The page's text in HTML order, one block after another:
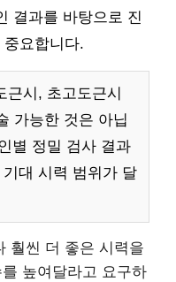
결과를 바탕으로 진
요합니다.
근시, 초고도근시
가능한 것은 아닙
별 정밀 검사 결과
대 시력 범위가 달
훨씬 더 좋은 시력을
높여달라고 요구하